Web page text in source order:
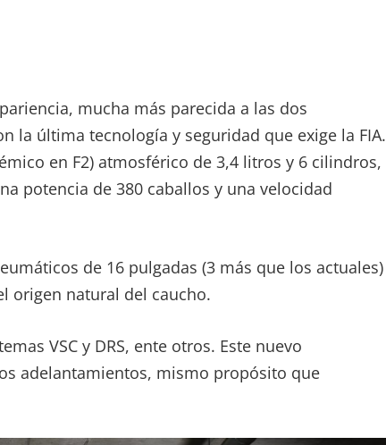
mucha más parecida a las dos
la última tecnología y seguridad que exige la FIA.
en F2) atmosférico de 3,4 litros y 6 cilindros,
potencia de 380 caballos y una velocidad
de 16 pulgadas (3 más que los actuales)
origen natural del caucho.
VSC y DRS, ente otros. Este nuevo
adelantamientos, mismo propósito que